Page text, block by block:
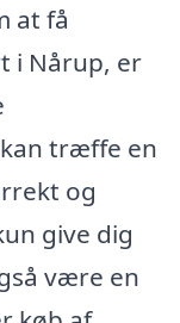
at få
i Nårup, er
træffe en
og
give dig
være en